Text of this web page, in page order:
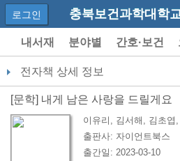
충북보건과학대학
로그인
내서재 분야별 간호·보건
전자책 상세 정보
[문학] 내게 남은 사랑을 드릴게요
이유리, 김서해, 김초엽
출판사: 자이언트북스
출간일: 2023-03-10